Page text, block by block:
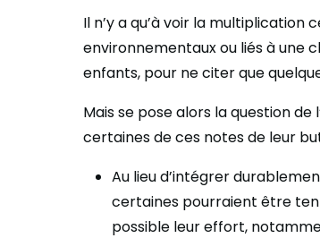
Il n’y a qu’à voir la multiplication
environnementaux ou liés à une
enfants, pour ne citer que
Mais se pose alors la question
certaines de ces notes de leur
Au lieu d’intégrer
certaines pourraient être
possible leur effort,